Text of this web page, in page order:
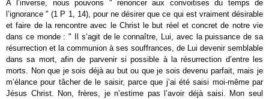
À l’inverse, nous pouvons " renoncer aux convoitises du temps de
l’ignorance " (1 P 1, 14), pour ne désirer que ce qui est vraiment désirable
et faire de la rencontre avec le Christ le but réel et concret de notre vie
dans ce monde : " Il s’agit de le connaître, Lui, avec la puissance de sa
résurrection et la communion à ses souffrances, de Lui devenir semblable
dans sa mort, afin de parvenir si possible à la résurrection d’entre les
morts. Non que je sois déjà au but ou que je sois devenu parfait, mais je
m’élance pour tâcher de le saisir, parce que j’ai été saisi moi-même par
Jésus Christ. Non, frères, je n’estime pas l’avoir déjà saisi. Mon seul